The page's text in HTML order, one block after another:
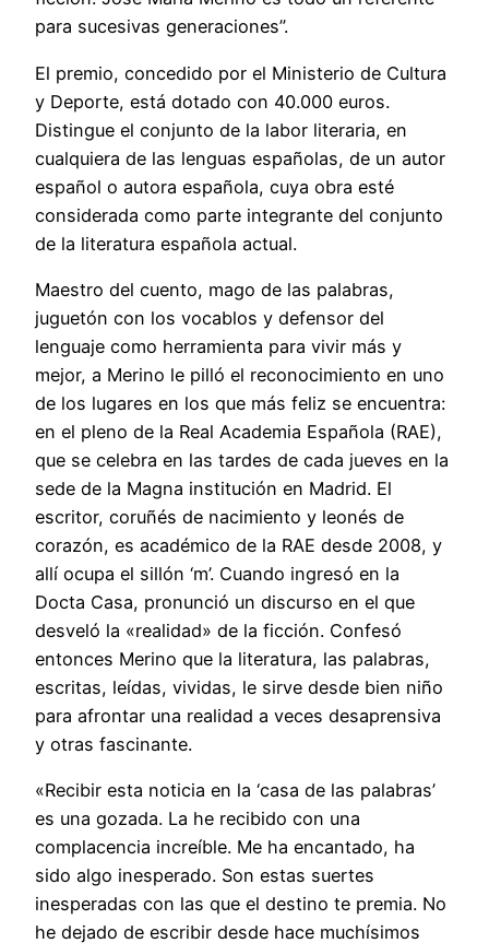
para sucesivas generaciones”.
El premio, concedido por el Ministerio de Cultura
y Deporte, está dotado con 40.000 euros.
Distingue el conjunto de la labor literaria, en
cualquiera de las lenguas españolas, de un autor
español o autora española, cuya obra esté
considerada como parte integrante del conjunto
de la literatura española actual.
Maestro del cuento, mago de las palabras,
juguetón con los vocablos y defensor del
lenguaje como herramienta para vivir más y
mejor, a Merino le pilló el reconocimiento en uno
de los lugares en los que más feliz se encuentra:
en el pleno de la Real Academia Española (RAE),
que se celebra en las tardes de cada jueves en la
sede de la Magna institución en Madrid. El
escritor, coruñés de nacimiento y leonés de
corazón, es académico de la RAE desde 2008, y
allí ocupa el sillón ‘m’. Cuando ingresó en la
Docta Casa, pronunció un discurso en el que
desveló la «realidad» de la ficción. Confesó
entonces Merino que la literatura, las palabras,
escritas, leídas, vividas, le sirve desde bien niño
para afrontar una realidad a veces desaprensiva
y otras fascinante.
«Recibir esta noticia en la ‘casa de las palabras’
es una gozada. La he recibido con una
complacencia increíble. Me ha encantado, ha
sido algo inesperado. Son estas suertes
inesperadas con las que el destino te premia. No
he dejado de escribir desde hace muchísimos